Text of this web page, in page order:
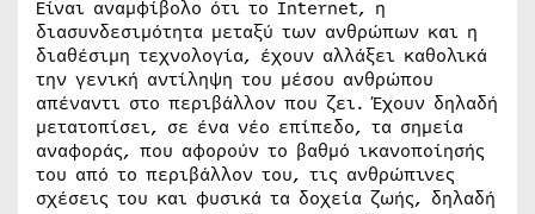
Είναι αναμφίβολο ότι τo Internet, η
διασυνδεσιμότητα μεταξύ των ανθρώπων και η
διαθέσιμη τεχνολογία, έχουν αλλάξει καθολικά
την γενική αντίληψη του μέσου ανθρώπου
απέναντι στο περιβάλλον που ζει. Έχουν δηλαδή
μετατοπίσει, σε ένα νέο επίπεδο, τα σημεία
αναφοράς, που αφορούν το βαθμό ικανοποίησής
του από το περιβάλλον του, τις ανθρώπινες
σχέσεις του και φυσικά τα δοχεία ζωής, δηλαδή